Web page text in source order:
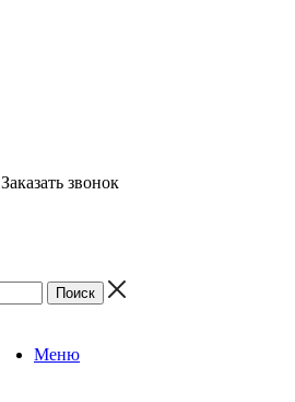
Заказать звонок
Меню